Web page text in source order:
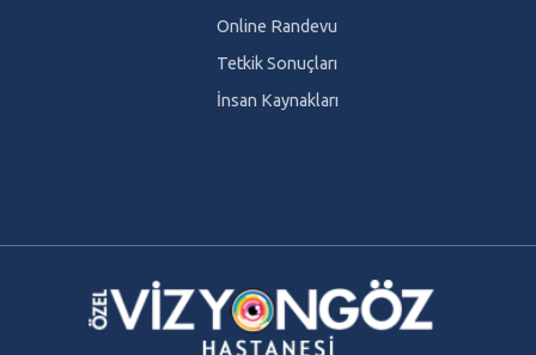
Online Randevu
Tetkik Sonuçları
İnsan Kaynakları